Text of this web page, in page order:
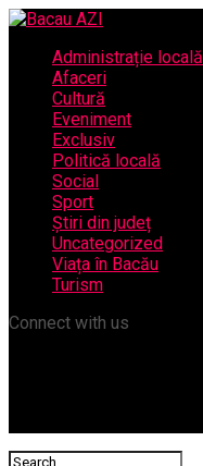
Administrație locală
Afaceri
Cultură
Eveniment
Exclusiv
Politică locală
Social
Sport
Știri din județ
Uncategorized
Viața în Bacău
Turism
Connect with us